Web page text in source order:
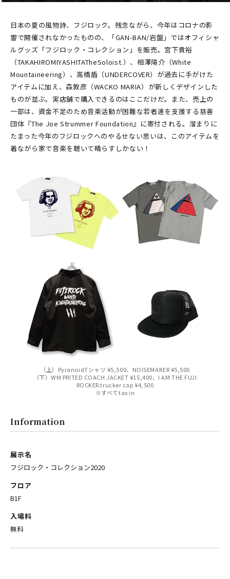
日本の夏の風物詩、フジロック。残念ながら、今年はコロナの影
響で開催されなかったものの、「GAN-BAN/岩盤」ではオフィシャ
ルグッズ「フジロック・コレクション」を販売。宮下貴裕
（TAKAHIROMIYASHITATheSoloist.）、相澤陽介（White
Mountaineering）、高橋盾（UNDERCOVER）が過去に手がけた
アイテムに加え、森敦彦（WACKO MARIA）が新しくデザインした
ものが並ぶ。実店舗で購入できるのはここだけだ。また、売上の
一部は、資金不足のため音楽活動が困難な若者達を支援する慈善
団体『The Joe Strummer Foundation』に寄付される。溜まりに
たまった今年のフジロックへのやるせない思いは、このアイテムを
着ながら家で音楽を聴いて晴らすしかない！
（上）PyranoidTシャツ ¥5,500、NOISEMAKER ¥5,500
（下）WM PRITED COACH JACKET ¥15,400、I AM THE FUJI
ROCKER.trucker cap ¥4,500
※すべてtax in
Information
展示名
フジロック・コレクション2020
フロア
B1F
入場料
無料